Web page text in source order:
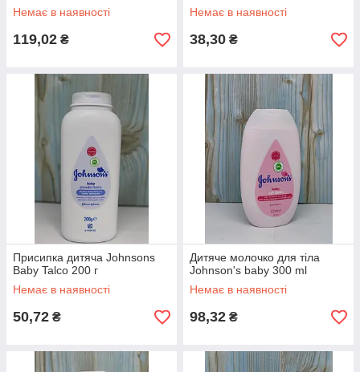
Немає в наявності
119,02 ₴
Немає в наявності
38,30 ₴
Присипка дитяча Johnsons
Baby Talco 200 г
Немає в наявності
50,72 ₴
Дитяче молочко для тіла
Johnson's baby 300 ml
Немає в наявності
98,32 ₴